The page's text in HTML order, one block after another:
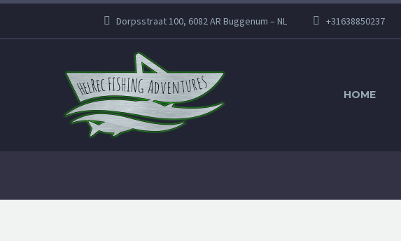
Dorpsstraat 100, 6082 AR Buggenum – NL +31638850237
HOME